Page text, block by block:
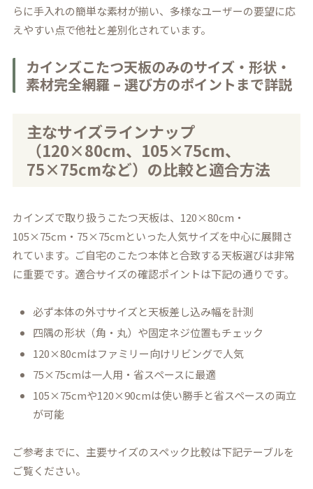
らに手入れの簡単な素材が揃い、多様なユーザーの要望に応
えやすい点で他社と差別化されています。
カインズこたつ天板のみのサイズ・形状・
素材完全網羅 – 選び方のポイントまで詳説
主なサイズラインナップ
（120×80cm、105×75cm、
75×75cmなど）の比較と適合方法
カインズで取り扱うこたつ天板は、120×80cm・
105×75cm・75×75cmといった人気サイズを中心に展開さ
れています。ご自宅のこたつ本体と合致する天板選びは非常
に重要です。適合サイズの確認ポイントは下記の通りです。
必ず本体の外寸サイズと天板差し込み幅を計測
四隅の形状（角・丸）や固定ネジ位置もチェック
120×80cmはファミリー向けリビングで人気
75×75cmは一人用・省スペースに最適
105×75cmや120×90cmは使い勝手と省スペースの両立
が可能
ご参考までに、主要サイズのスペック比較は下記テーブルを
ご覧ください。